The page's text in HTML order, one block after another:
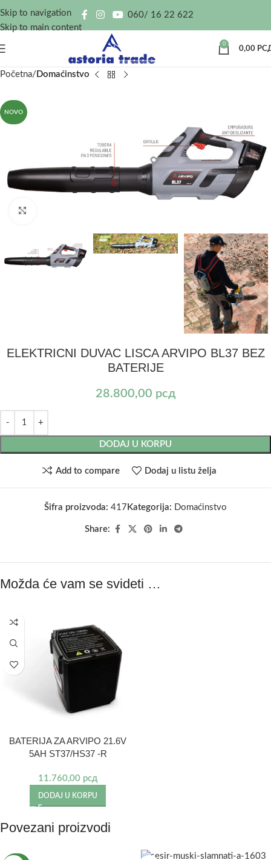
Skip to navigation
Skip to main content
060/ 16 22 622
0
0,00
Početna Domaćinstvo
NOVO
ELEKTRICNI DUVAC LISCA ARVIPO BL37 BEZ
BATERIJE
28.800,00 рсд
DODAJ U KORPU
Add to compare Dodaj u listu želja
Šifra proizvoda: 417 Kategorija: Domaćinstvo
Share:
Možda će vam se svideti …
BATERIJA ZA ARVIPO 21.6V
5AH ST37/HS37 -R
11.760,00 рсд
DODAJ U KORPU
Povezani proizvodi